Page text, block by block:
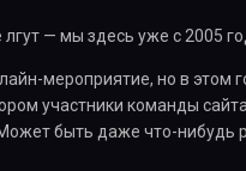
— мы здесь уже с 2005
мероприятие, но в этом
участники команды
быть даже что-нибудь